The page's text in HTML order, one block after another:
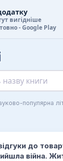
назву книги
популярна
до
війна.
вигідніше
- Google Play